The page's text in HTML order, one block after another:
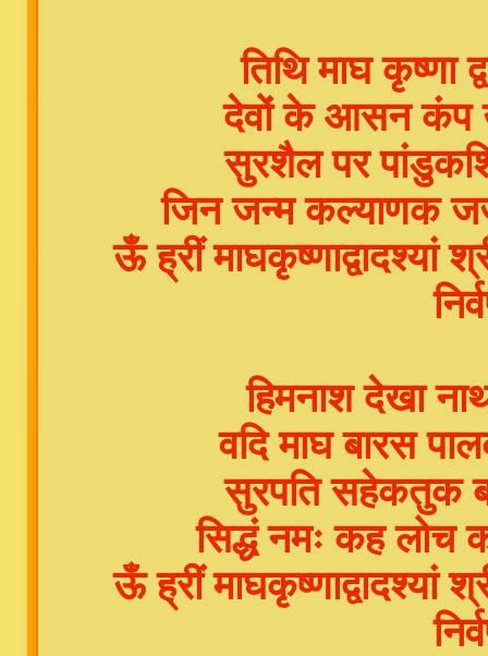
तिथि माघ कृष्णा
देवों के आसन कंप
सुरशैल पर
जिन जन्म कल्याणक
ऊँ ह्रीं माघकृष्णाद्वादश्यां
हिमनाश देखा
वदि माघ बारस
सुरपति सहेकतुक
सिद्धं नमः कह लोच
ऊँ ह्रीं माघकृष्णाद्वादश्यां